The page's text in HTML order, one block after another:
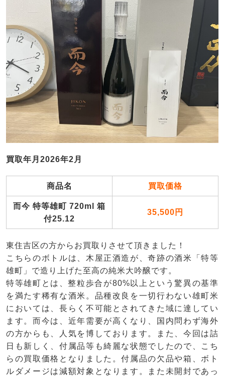
買取年月2026年2月
商品名 買取価格
而今 特等雄町 720ml 箱
付25.12
35,500円
東住吉区の方からお買取りさせて頂きました！
こちらのボトルは、木屋正酒造が、奇跡の酒米「特等
雄町」で造り上げた至高の純米大吟醸です。
特等雄町とは、整粒歩合が80%以上という驚異の基準
を満たす稀有な酒米。品種改良を一切行わない雄町米
においては、長らく不可能とされてきた域に達してい
ます。而今は、近年需要が高くなり、国内問わず海外
の方からも、人気を博しております。また、今回は詰
日も新しく、付属品等も綺麗な状態でしたので、こち
らの買取価格となりました。付属品の欠品や箱、ボト
ルダメージは減額対象となります。また未開封であっ